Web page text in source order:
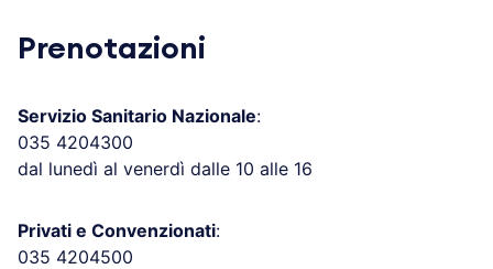
Prenotazioni
Servizio Sanitario Nazionale:
035 4204300
dal lunedì al venerdì dalle 10 alle 16
Privati e Convenzionati:
035 4204500